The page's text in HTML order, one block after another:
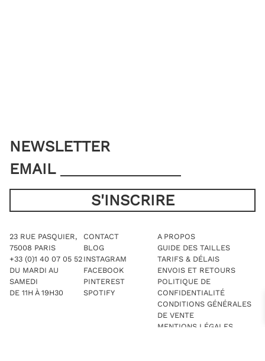
NEWSLETTER
EMAIL
23 RUE PASQUIER,
75008 PARIS
+33 (0)1 40 07 05 52
DU MARDI AU
SAMEDI
DE 11H À 19H30
CONTACT
BLOG
INSTAGRAM
FACEBOOK
PINTEREST
SPOTIFY
A PROPOS
GUIDE DES TAILLES
TARIFS & DÉLAIS
ENVOIS ET RETOURS
POLITIQUE DE
CONFIDENTIALITÉ
CONDITIONS GÉNÉRALES
DE VENTE
MENTIONS LÉGALES